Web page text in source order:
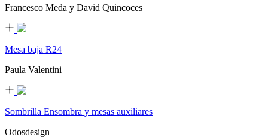
Francesco Meda y David Quincoces
Mesa baja R24
Paula Valentini
Sombrilla Ensombra y mesas auxiliares
Odosdesign